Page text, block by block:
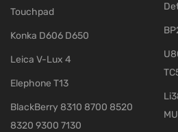
Touchpad
Konka D606 D650
Leica V-Lux 4
Elephone T13
BlackBerry 8310 8700 8520
8320 9300 7130